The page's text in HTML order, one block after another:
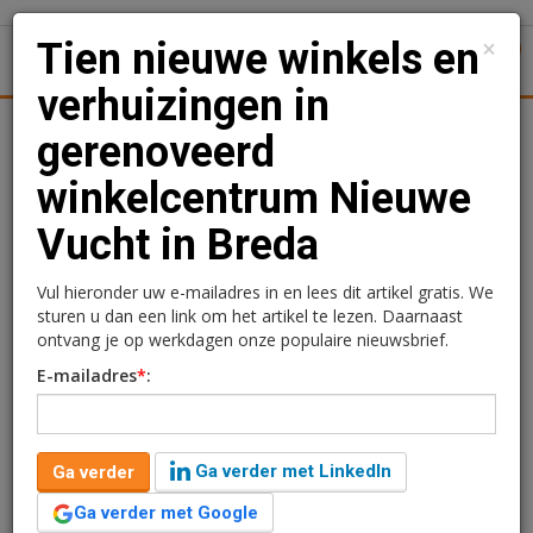
Transacties
Tien nieuwe winkels en
verhuizingen in
gerenoveerd
winkelcentrum Nieuwe
Vucht in Breda
redactie
30 juli 2024 om 15:19
2 jaar geleden aangepast
2 minuten leestijd
Nieuwe winkels zijn toegevoegd, bestaande
×
Tien nieuwe winkels en
verhuizingen in
gerenoveerd
winkelcentrum Nieuwe
Vucht in Breda
Vul hieronder uw e-mailadres in en lees dit artikel gratis. We
sturen u dan een link om het artikel te lezen. Daarnaast
ontvang je op werkdagen onze populaire nieuwsbrief.
E-mailadres*:
Ga verder
Ga verder met LinkedIn
Ga verder met Google